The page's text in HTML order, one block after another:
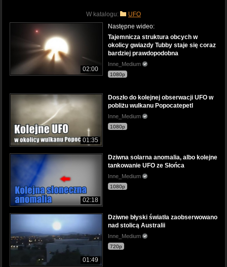
W katalogu: UFO
02:00
Następne wideo:
Tajemnicza struktura obcych w
okolicy gwiazdy Tubby staje się coraz
bardziej prawdopodobna
Inne_Medium
1080p
01:35
Doszło do kolejnej obserwacji UFO w
pobliżu wulkanu Popocatepetl
Inne_Medium
1080p
02:18
Dziwna solarna anomalia, albo kolejne
tankowanie UFO ze Słońca
Inne_Medium
1080p
01:49
Dziwne błyski światła zaobserwowano
nad stolicą Australii
Inne_Medium
720p